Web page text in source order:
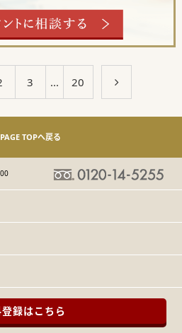
3 ... 20
PAGE TOPへ戻る
録はこちら